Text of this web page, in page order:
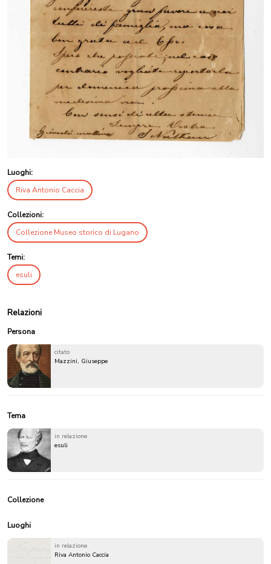
Luoghi:
Riva Antonio Caccia
Collezioni:
Collezione Museo storico di Lugano
Temi:
esuli
Relazioni
Persona
citato
Mazzini, Giuseppe
Tema
in relazione
esuli
Collezione
Luoghi
in relazione
Riva Antonio Caccia